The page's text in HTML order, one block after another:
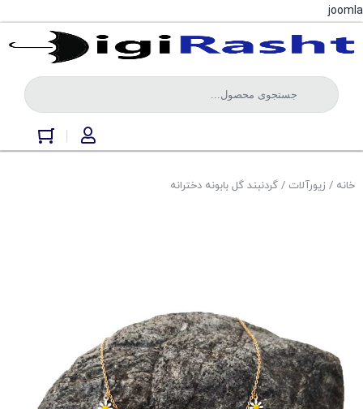
joomla
خانه / زیورآلات / گردنبند گل بابونه دخترانه